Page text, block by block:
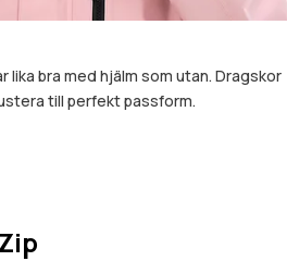
lika bra med hjälm som utan. Dragskor
till perfekt passform.